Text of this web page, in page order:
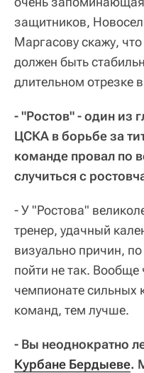
защитников,
Маргасову скажу,
должен быть
длительном отрезке
- "Ростов" - один из
ЦСКА в борьбе за
команде провал по
случиться с
- У "Ростова"
тренер, удачный
визуально причин,
пойти не так.
чемпионате сильных
команд, тем лучше.
- Вы неоднократно
Курбане Бердыеве.